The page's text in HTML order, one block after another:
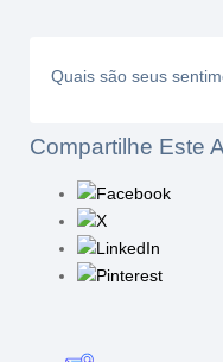
Quais são seus
Compartilhe Este